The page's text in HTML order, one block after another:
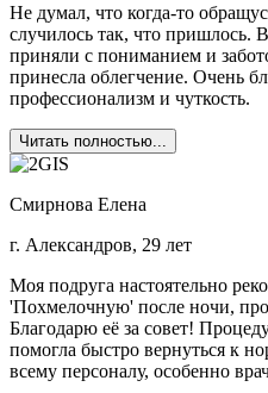
Не думал, что когда-то
случилось так, что пришлось.
приняли с пониманием и
принесла облегчение. Очень
профессионализм и чуткость.
Читать полностью...
Смирнова Елена
г. Александров, 29 лет
Моя подруга настоятельно
'Похмелочную' после ночи,
Благодарю её за совет!
помогла быстро вернуться к
всему персоналу, особенно